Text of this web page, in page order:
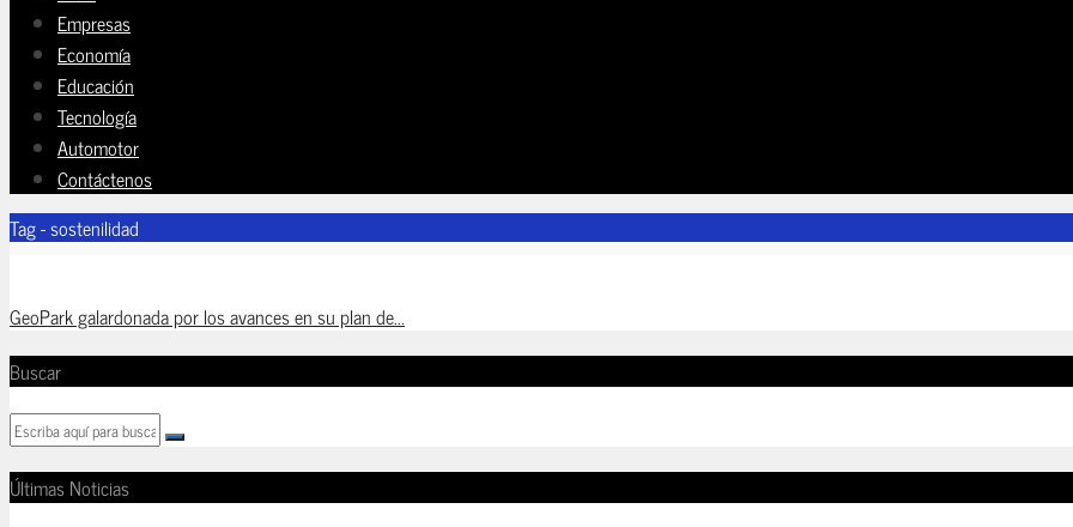
Empresas
Economía
Educación
Tecnología
Automotor
Contáctenos
Tag - sostenilidad
GeoPark galardonada por los avances en su plan de...
Buscar
Últimas Noticias